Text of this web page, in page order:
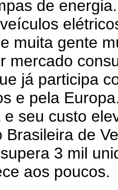
de
muita gente
mercado
já participa
e pela
seu custo
Brasileira de
3 mil
aos poucos.